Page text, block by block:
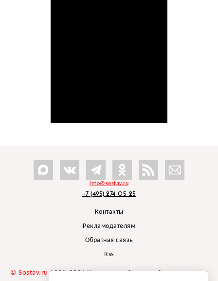
info@sostav.ru
+7 (495) 274-05-25
Контакты
Рекламодателям
Обратная связь
Rss
© Sostav.ru 1998-2026 Независимый проектбрендингового